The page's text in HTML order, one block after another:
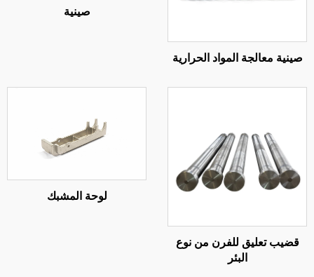
معالجة المواد الحرارية
تعليق للفرن من نوع
لوحة المشبك